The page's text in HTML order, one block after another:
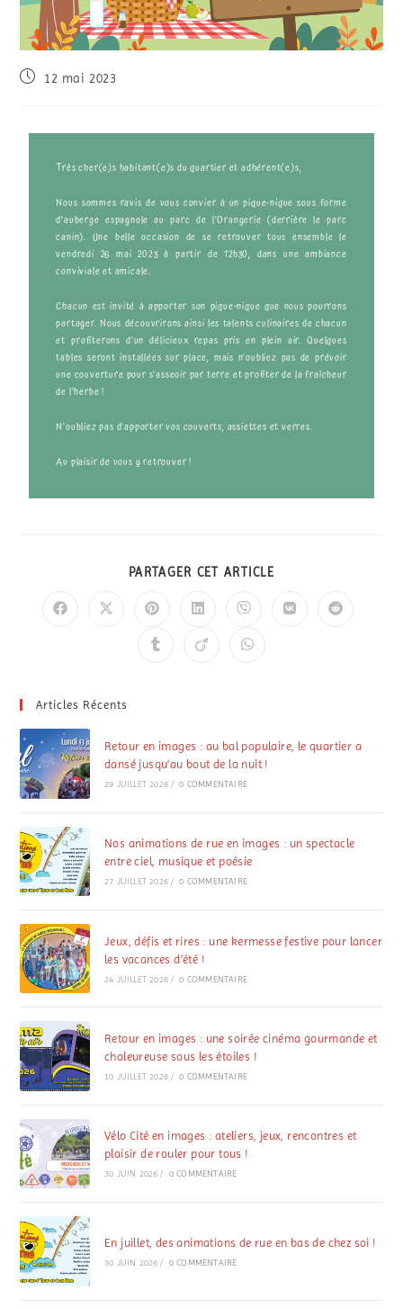
12 mai 2023
Très cher(e)s habitant(e)s du quartier et adhérent(e)s,
Nous sommes ravis de vous convier à un pique-nique sous forme
d’auberge espagnole au parc de l’Orangerie (derrière le parc
canin). Une belle occasion de se retrouver tous ensemble le
vendredi 26 mai 2023 à partir de 12h30, dans une ambiance
conviviale et amicale.
Chacun est invité à apporter son pique-nique que nous pourrons
partager. Nous découvrirons ainsi les talents culinaires de chacun
et profiterons d’un délicieux repas pris en plein air. Quelques
tables seront installées sur place, mais n’oubliez pas de prévoir
une couverture pour s’asseoir par terre et profiter de la fraîcheur
de l’herbe !
N’oubliez pas d’apporter vos couverts, assiettes et verres.
Au plaisir de vous y retrouver !
PARTAGER CET ARTICLE
Articles Récents
Retour en images : au bal populaire, le quartier a
dansé jusqu’au bout de la nuit !
29 JUILLET 2026 / 0 COMMENTAIRE
Nos animations de rue en images : un spectacle
entre ciel, musique et poésie
27 JUILLET 2026 / 0 COMMENTAIRE
Jeux, défis et rires : une kermesse festive pour lancer
les vacances d’été !
24 JUILLET 2026 / 0 COMMENTAIRE
Retour en images : une soirée cinéma gourmande et
chaleureuse sous les étoiles !
10 JUILLET 2026 / 0 COMMENTAIRE
Vélo Cité en images : ateliers, jeux, rencontres et
plaisir de rouler pour tous !
30 JUIN 2026 / 0 COMMENTAIRE
En juillet, des animations de rue en bas de chez soi !
30 JUIN 2026 / 0 COMMENTAIRE